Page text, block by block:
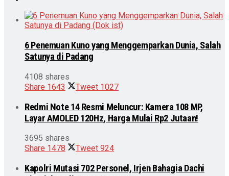
6 Penemuan Kuno yang Menggemparkan Dunia, Salah
Satunya di Padang
4108 shares
Share 1643 Tweet 1027
Redmi Note 14 Resmi Meluncur: Kamera 108 MP,
Layar AMOLED 120Hz, Harga Mulai Rp2 Jutaan!
3695 shares
Share 1478 Tweet 924
Kapolri Mutasi 702 Personel, Irjen Bahagia Dachi